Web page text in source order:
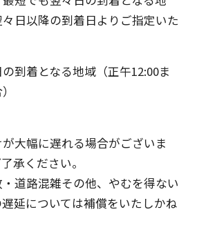
日以降の到着日よりご指定いた
到着となる地域（正午12:00ま
大幅に遅れる場合がございま
承ください。
道路混雑その他、やむを得ない
延については補償をいたしかね